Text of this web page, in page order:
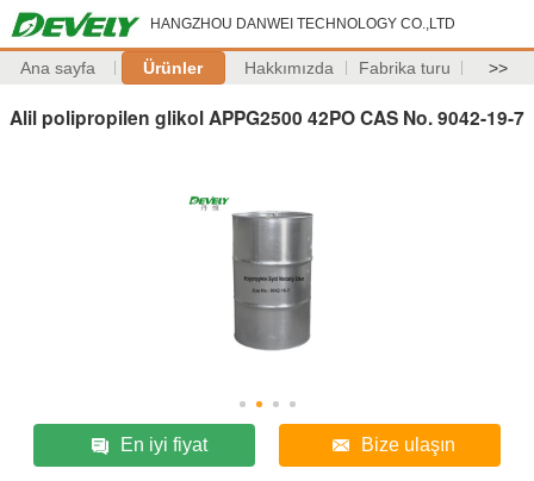
HANGZHOU DANWEI TECHNOLOGY CO.,LTD
Ana sayfa Ürünler Hakkımızda Fabrika turu >>
Alil polipropilen glikol APPG2500 42PO CAS No. 9042-19-7
En iyi fiyat Bize ulaşın